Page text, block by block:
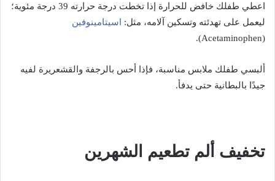
اعطي طفلك خافض للحرارة إذا تخطت درجة حرارته 39 درجة مئوية؛
ليعمل على تهدئته وتسكين آلامه، مثل: اسيتامينوفين
(Acetaminophen).
ألبسي طفلك ملابس مناسبة، فإذا أحس بالرجفة والقشعريرة لفيه
جيدًا بالبطانية حتى يدفأ.
تخفيف ألم تطعيم الشهرين